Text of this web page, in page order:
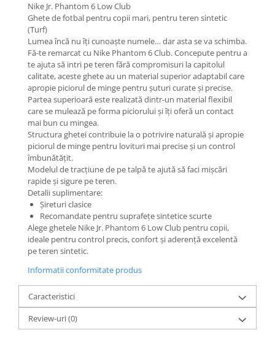
Nike Jr. Phantom 6 Low Club
Ghete de fotbal pentru copii mari, pentru teren sintetic
(Turf)
Lumea încă nu îți cunoaște numele… dar asta se va schimba.
Fă-te remarcat cu Nike Phantom 6 Club. Concepute pentru a
te ajuta să intri pe teren fără compromisuri la capitolul
calitate, aceste ghete au un material superior adaptabil care
apropie piciorul de minge pentru șuturi curate și precise.
Partea superioară este realizată dintr-un material flexibil
care se mulează pe forma piciorului și îți oferă un contact
mai bun cu mingea.
Structura ghetei contribuie la o potrivire naturală și apropie
piciorul de minge pentru lovituri mai precise și un control
îmbunătățit.
Modelul de tracțiune de pe talpă te ajută să faci mișcări
rapide și sigure pe teren.
Detalii suplimentare:
Șireturi clasice
Recomandate pentru suprafețe sintetice scurte
Alege ghetele Nike Jr. Phantom 6 Low Club pentru copii,
ideale pentru control precis, confort și aderență excelentă
pe teren sintetic.
Informatii conformitate produs
Caracteristici
Review-uri(0)